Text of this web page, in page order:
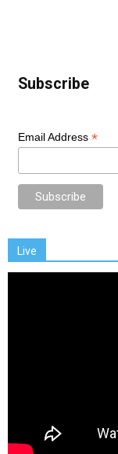
Subscribe
Email Address *
Live